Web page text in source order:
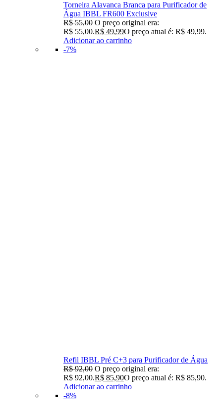
Torneira Alavanca Branca para Purificador de
Água IBBL FR600 Exclusive
R$55,00 O preço original era:
R$ 55,00.R$ 49,99O preço atual é: R$ 49,99.
Adicionar ao carrinho
-7%
Refil IBBL Pré C+3 para Purificador de Água
R$92,00 O preço original era:
R$ 92,00.R$ 85,90O preço atual é: R$ 85,90.
Adicionar ao carrinho
-8%